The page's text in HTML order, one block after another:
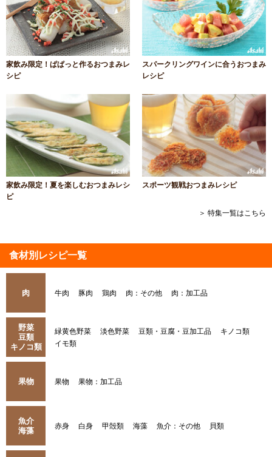
家飲み限定！ぱぱっと作るおつまみレ
シピ
スパークリングワインに合うおつまみ
レシピ
家飲み限定！夏を楽しむおつまみレシ
ピ
スポーツ観戦おつまみレシピ
＞ 特集一覧はこちら
食材別レシピ一覧
肉 牛肉 豚肉 鶏肉 肉：その他 肉：加工品
野菜
豆類
キノコ類
緑黄色野菜 淡色野菜 豆類・豆腐・豆加工品
キノコ類
イモ類
果物 果物 果物：加工品
魚介
海藻
赤身 白身 甲殻類 海藻 魚介：その他 貝類